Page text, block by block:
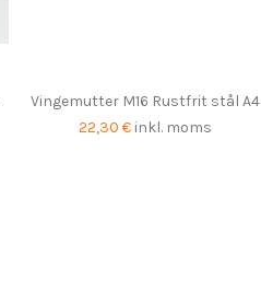
Vingemutter M16 Rustfrit stål A4
22,30 € inkl. moms